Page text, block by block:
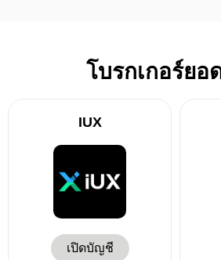
โบรกเกอร์ยอ
IUX
เปิดบัญชี